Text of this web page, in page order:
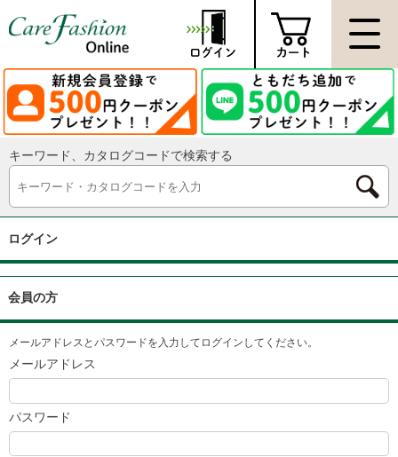
キーワード、カタログコードで検索する
ログイン
会員の方
メールアドレスとパスワードを入力してログインしてください。
メールアドレス
パスワード